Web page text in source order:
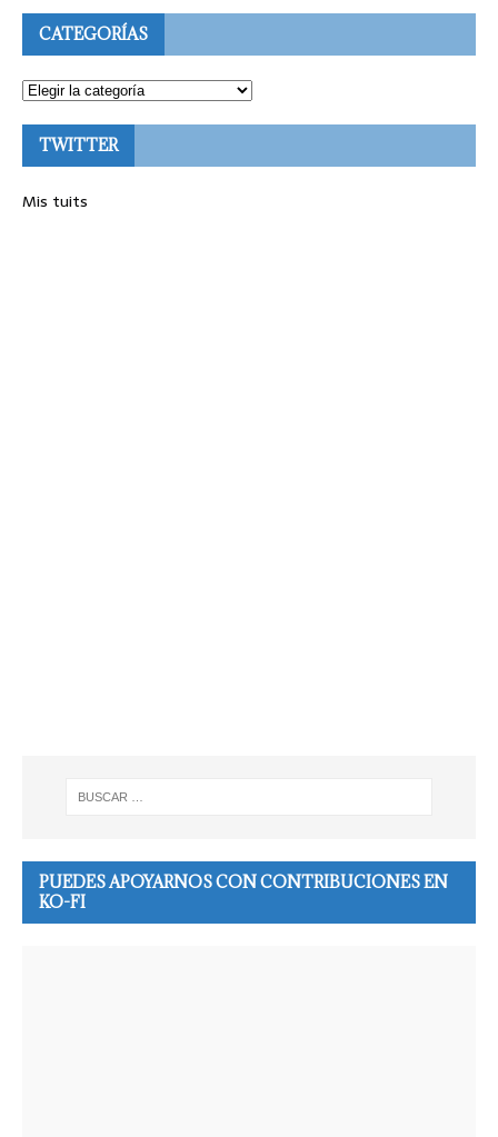
CATEGORÍAS
TWITTER
Mis tuits
PUEDES APOYARNOS CON CONTRIBUCIONES EN
KO-FI